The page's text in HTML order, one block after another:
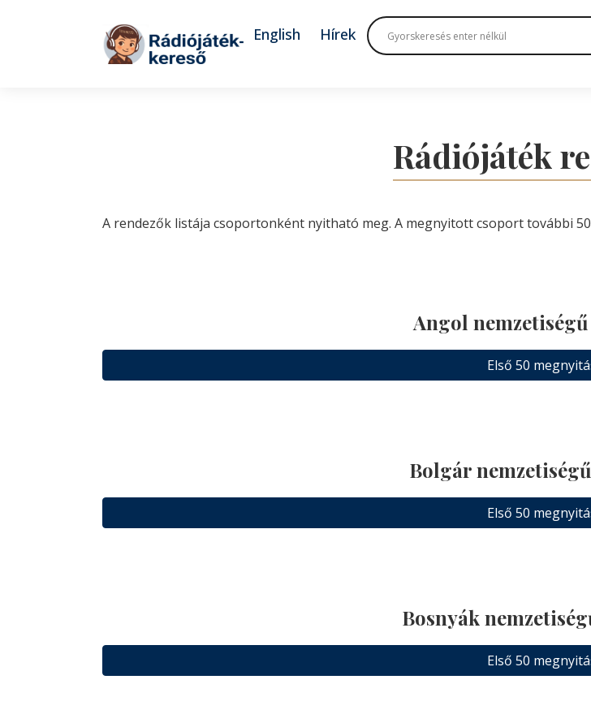
Tovább a tartalomhoz
English Hírek
Rádiójáték
A rendezők listája csoportonként nyitható meg. A megnyitott csoport további
Angol
Első 50
Bolgár
Első 50
Bosnyák
Első 50